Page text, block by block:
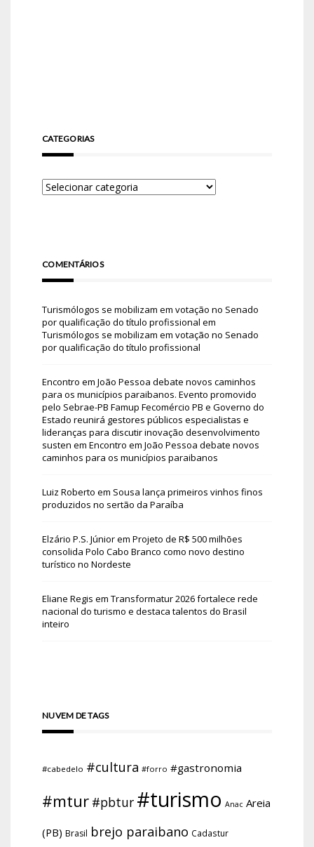
CATEGORIAS
COMENTÁRIOS
Turismólogos se mobilizam em votação no Senado
por qualificação do título profissional em
Turismólogos se mobilizam em votação no Senado
por qualificação do título profissional
Encontro em João Pessoa debate novos caminhos
para os municípios paraibanos. Evento promovido
pelo Sebrae-PB Famup Fecomércio PB e Governo do
Estado reunirá gestores públicos especialistas e
lideranças para discutir inovação desenvolvimento
susten em Encontro em João Pessoa debate novos
caminhos para os municípios paraibanos
Luiz Roberto em Sousa lança primeiros vinhos finos
produzidos no sertão da Paraíba
Elzário P.S. Júniorem Projeto de R$ 500 milhões
consolida Polo Cabo Branco como novo destino
turístico no Nordeste
Eliane Regis em Transformatur 2026 fortalece rede
nacional do turismo e destaca talentos do Brasil
inteiro
NUVEM DE TAGS
#cabedelo #cultura #forro #gastronomia
#mtur #pbtur #turismo Anac Areia
(PB) Brasil brejo paraibano Cadastur